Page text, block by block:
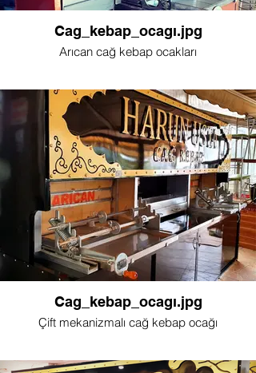
Cag_kebap_ocagı.jpg
Arıcan cağ kebap ocakları
Cag_kebap_ocagı.jpg
Çift mekanizmalı cağ kebap ocağı